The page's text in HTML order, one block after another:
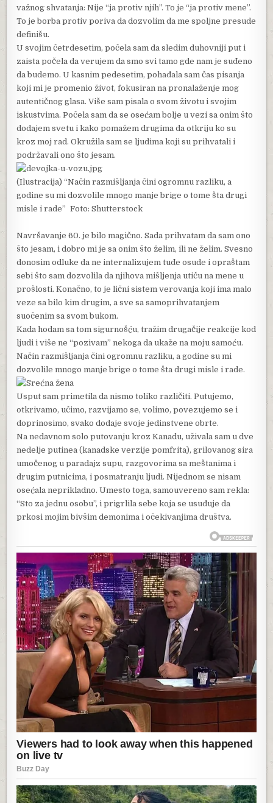
važnog shvatanja: Nije “ja protiv njih”. To je “ja protiv mene”.
To je borba protiv poriva da dozvolim da me spoljne presude
definišu.
U svojim četrdesetim, počela sam da sledim duhovniji put i
zaista počela da verujem da smo svi tamo gde nam je suđeno
da budemo. U kasnim pedesetim, pohađala sam čas pisanja
koji mi je promenio život, fokusiran na pronalaženje mog
autentičnog glasa. Više sam pisala o svom životu i svojim
iskustvima. Počela sam da se osećam bolje u vezi sa onim što
dodajem svetu i kako pomažem drugima da otkriju ko su
kroz moj rad. Okružila sam se ljudima koji su prihvatali i
podržavali ono što jesam.
(Ilustracija) “Način razmišljanja čini ogromnu razliku, a
godine su mi dozvolile mnogo manje brige o tome šta drugi
misle i rade” Foto: Shutterstock
Navršavanje 60. je bilo magično. Sada prihvatam da sam ono
što jesam, i dobro mi je sa onim što želim, ili ne želim. Svesno
donosim odluke da ne internalizujem tuđe osude i opraštam
sebi što sam dozvolila da njihova mišljenja utiču na mene u
prošlosti. Konačno, to je lični sistem verovanja koji ima malo
veze sa bilo kim drugim, a sve sa samoprihvatanjem
suočenim sa svom bukom.
Kada hodam sa tom sigurnošću, tražim drugačije reakcije kod
ljudi i više ne “pozivam” nekoga da ukaže na moju samoću.
Način razmišljanja čini ogromnu razliku, a godine su mi
dozvolile mnogo manje brige o tome šta drugi misle i rade.
Usput sam primetila da nismo toliko različiti. Putujemo,
otkrivamo, učimo, razvijamo se, volimo, povezujemo se i
doprinosimo, svako dodaje svoje jedinstvene obrte.
Na nedavnom solo putovanju kroz Kanadu, uživala sam u dve
nedelje putinea (kanadske verzije pomfrita), grilovanog sira
umočenog u paradajz supu, razgovorima sa meštanima i
drugim putnicima, i posmatranju ljudi. Nijednom se nisam
osećala neprikladno. Umesto toga, samouvereno sam rekla:
“Sto za jednu osobu”, i prigrlila sebe koja se usuđuje da
prkosi mojim bivšim demonima i očekivanjima društva.